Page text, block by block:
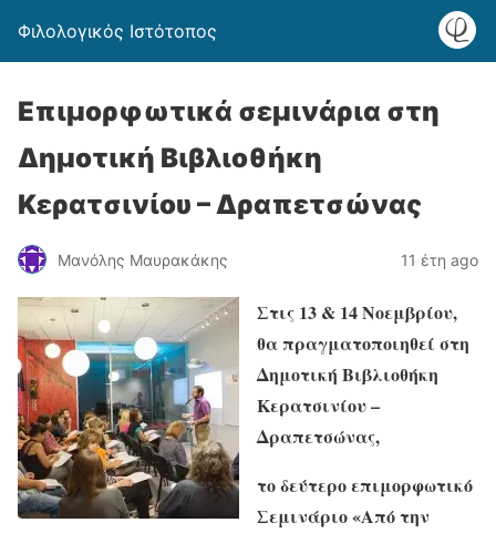
Φιλολογικός Ιστότοπος
Επιμορφωτικά σεμινάρια στη
Δημοτική Βιβλιοθήκη
Κερατσινίου – Δραπετσώνας
Μανόλης Μαυρακάκης 11 έτη ago
Στις 13 & 14 Νοεμβρίου,
θα πραγματοποιηθεί στη
Δημοτική Βιβλιοθήκη
Κερατσινίου –
Δραπετσώνας,
το δεύτερο επιμορφωτικό
Σεμινάριο «Από την